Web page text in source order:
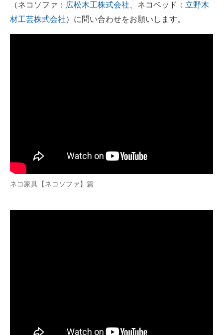
（ネコソファ： 広松木工株式会社 、ネコベッド： 立野木
材工芸株式会社）に問い合わせをお願いします。
ネコ家具【ネコソファ】篇